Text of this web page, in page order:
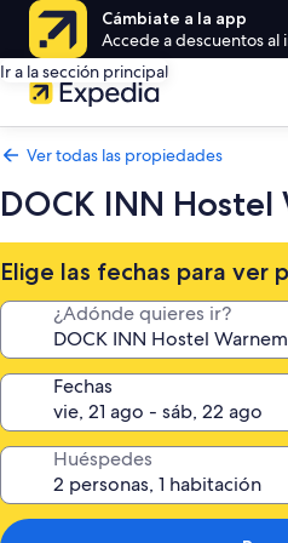
Cámbiate a la app
Accede a descuentos al
Ir a la sección principal
Ver todas las propiedades
DOCK INN
Elige las fechas para ver
¿Adónde quieres ir?
Fechas
Huéspedes